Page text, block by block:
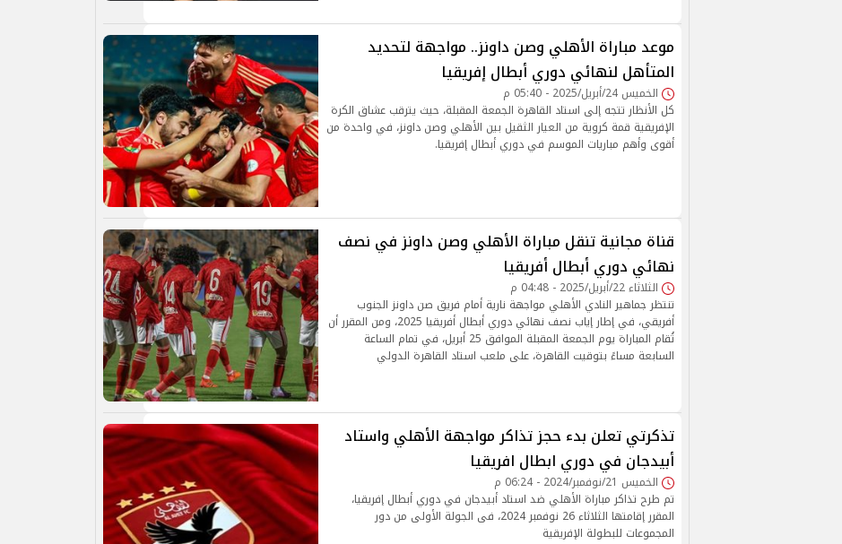
موعد مباراة الأهلي وصن داونز.. مواجهة لتحديد
المتأهل لنهائي دوري أبطال إفريقيا
الخميس 24/أبريل/2025 - 05:40 م
كل الأنظار تتجه إلى استاد القاهرة الجمعة المقبلة، حيث يترقب عشاق الكرة
الإفريقية قمة كروية من العيار الثقيل بين الأهلي وصن داونز، في واحدة من
أقوى وأهم مباريات الموسم في دوري أبطال إفريقيا.
قناة مجانية تنقل مباراة الأهلي وصن داونز في نصف
نهائي دوري أبطال أفريقيا
الثلاثاء 22/أبريل/2025 - 04:48 م
تنتظر جماهير النادي الأهلي مواجهة نارية أمام فريق صن داونز الجنوب
أفريقي، في إطار إياب نصف نهائي دوري أبطال أفريقيا 2025، ومن المقرر أن
تُقام المباراة يوم الجمعة المقبلة الموافق 25 أبريل، في تمام الساعة
السابعة مساءً بتوقيت القاهرة، على ملعب استاد القاهرة الدولي
تذكرتي تعلن بدء حجز تذاكر مواجهة الأهلي واستاد
أبيدجان في دوري ابطال افريقيا
الخميس 21/نوفمبر/2024 - 06:24 م
تم طرح تذاكر مباراة الأهلي ضد استاد أبيدجان في دوري أبطال إفريقيا،
المقرر إقامتها الثلاثاء 26 نوفمبر 2024، فى الجولة الأولى من دور
المجموعات للبطولة الإفريقية